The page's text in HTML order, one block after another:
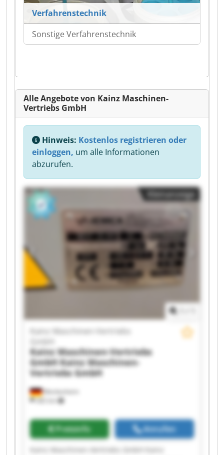
Verfahrenstechnik
Sonstige Verfahrenstechnik
Alle Angebote von Kainz Maschinen-
Vertriebs GmbH
Hinweis: Kostenlos registrieren oder
einloggen, um alle Informationen
abzurufen.
Kleinanzeige
Meckesheim
282 km
Kainz Maschinen-Vertriebs
Kainz Maschinen-Vertriebs
GmbHKainz Maschinen-
Vertriebs GmbH
Preisinfo Anrufen
Kainz Maschinen-Vertriebs GmbH Kainz